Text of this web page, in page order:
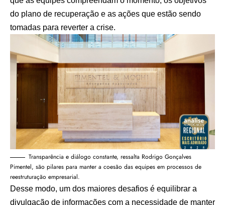
do plano de recuperação e as ações que estão sendo
tomadas para reverter a crise.
Transparência e diálogo constante, ressalta Rodrigo Gonçalves
Pimentel, são pilares para manter a coesão das equipes em processos de
reestruturação empresarial.
Desse modo, um dos maiores desafios é equilibrar a
divulgação de informações com a necessidade de manter